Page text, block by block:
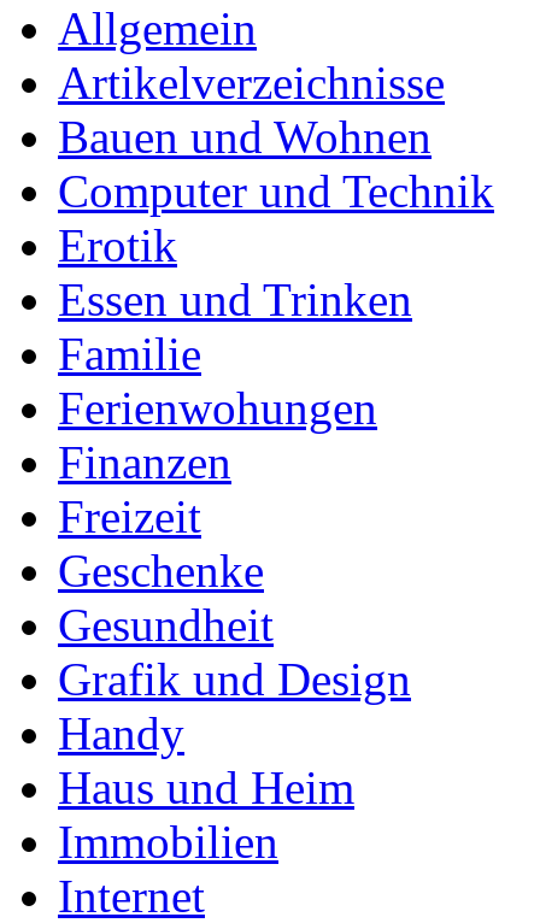
Allgemein
Artikelverzeichnisse
Bauen und Wohnen
Computer und Technik
Erotik
Essen und Trinken
Familie
Ferienwohungen
Finanzen
Freizeit
Geschenke
Gesundheit
Grafik und Design
Handy
Haus und Heim
Immobilien
Internet